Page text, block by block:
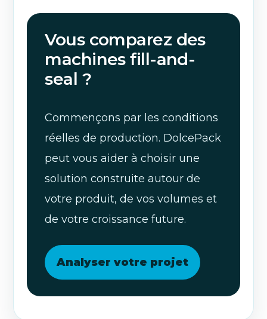
Vous comparez des
machines fill-and-
seal ?
Commençons par les conditions
réelles de production. DolcePack
peut vous aider à choisir une
solution construite autour de
votre produit, de vos volumes et
de votre croissance future.
Analyser votre projet